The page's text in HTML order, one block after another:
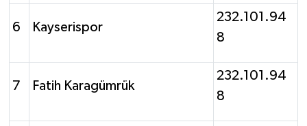
6 Kayserispor
232.101.94
8
7 Fatih Karagümrük
232.101.94
8